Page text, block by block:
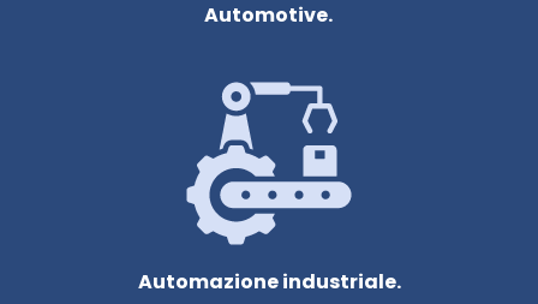
Automotive.
Automazione industriale.